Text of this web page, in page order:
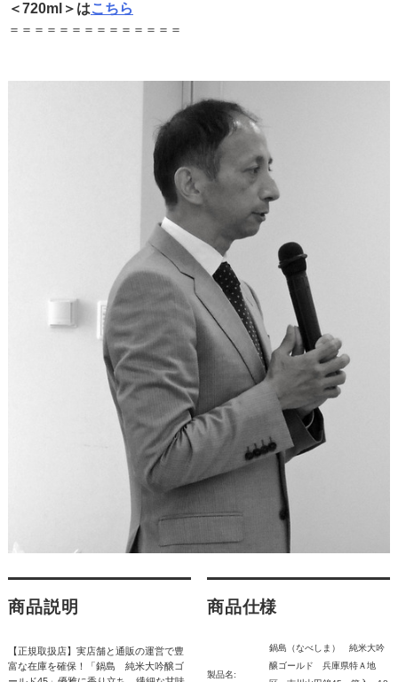
＜720ml＞はこちら
＝＝＝＝＝＝＝＝＝＝＝＝＝＝
商品説明
【正規取扱店】実店舗と通販の運営で豊
富な在庫を確保！「鍋島 純米大吟醸ゴ
商品仕様
製品名:
鍋島（なべしま） 純米大吟
醸ゴールド 兵庫県特Ａ地